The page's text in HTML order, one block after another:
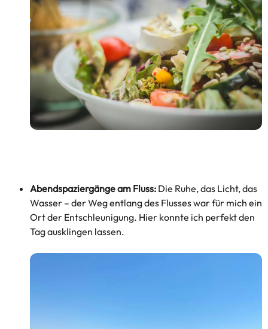
Abendspaziergänge am Fluss: Die Ruhe, das Licht, das
Wasser – der Weg entlang des Flusses war für mich ein
Ort der Entschleunigung. Hier konnte ich perfekt den
Tag ausklingen lassen.